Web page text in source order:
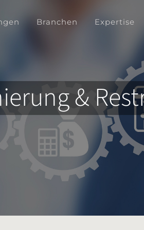
Branchen Expertise
&